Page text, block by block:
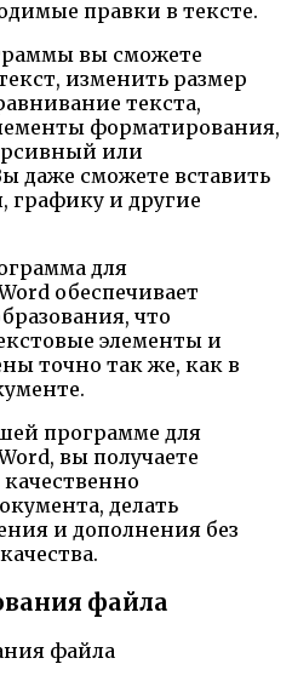
правки в тексте.
вы сможете
изменить размер
текста,
форматирования,
или
даже сможете вставить
графику и другие
для
обеспечивает
что
элементы и
точно так же, как в
программе для
вы получаете
делать
и дополнения без
файла